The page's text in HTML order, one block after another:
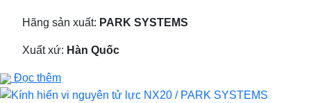
Hãng sản xuất: PARK SYSTEMS
Xuất xứ: Hàn Quốc
Đọc thêm